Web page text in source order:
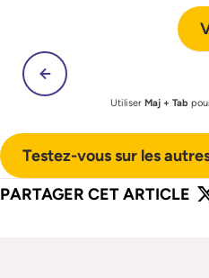
Utiliser Maj + Tab
Testez-vous sur les
PARTAGER CET ARTICLE